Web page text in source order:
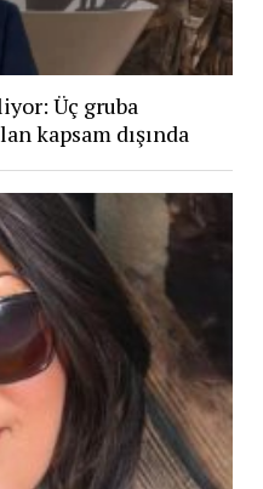
Üç gruba
kapsam dışında